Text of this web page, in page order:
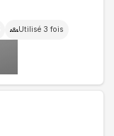
Utilisé 3 fois